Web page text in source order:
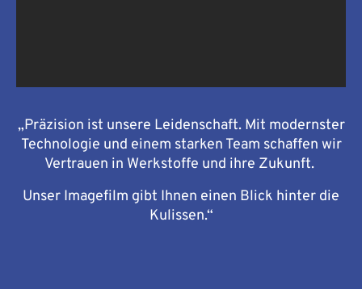
„Präzision ist unsere Leidenschaft. Mit modernster
Technologie und einem starken Team schaffen wir
Vertrauen in Werkstoffe und ihre Zukunft.
Unser Imagefilm gibt Ihnen einen Blick hinter die
Kulissen.“